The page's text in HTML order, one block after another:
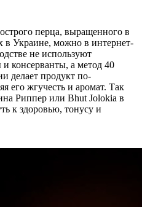
перца, выращенного в
в Украине, можно в интернет-
не используют
консерванты, а метод 40
делает продукт по-
его жгучесть и аромат. Так
Риппер или Bhut Jolokia в
к здоровью, тонусу и